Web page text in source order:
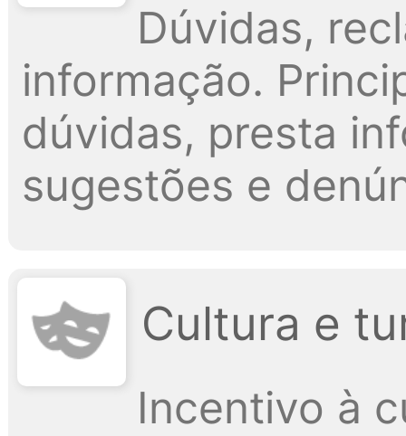
Dúvidas,
informação.
dúvidas, presta
sugestões e
Cultura e
Incentivo à